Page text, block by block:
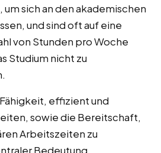
sich an den akademischen
und sind oft auf eine
von Stunden pro Woche
Studium nicht zu
effizient und
sowie die Bereitschaft,
Arbeitszeiten zu
Bedeutung.